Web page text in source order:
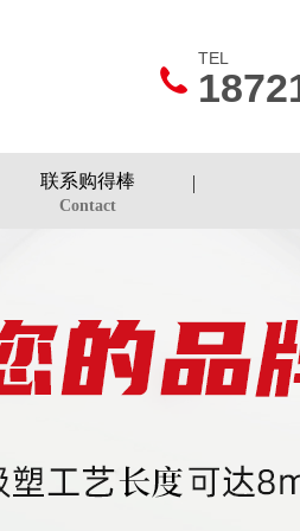
TEL
联系购得棒
Contact